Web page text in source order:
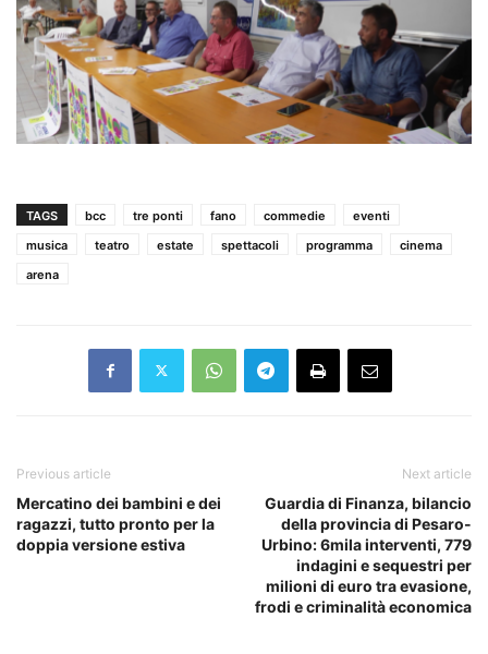
TAGS bcc tre ponti fano commedie
eventi
musica
teatro estate spettacoli programma
cinema
arena
Previous article
Mercatino dei bambini e dei
ragazzi, tutto pronto per la
doppia versione estiva
Next article
Guardia di Finanza, bilancio
della provincia di Pesaro-
Urbino: 6mila interventi, 779
indagini e sequestri per
milioni di euro tra evasione,
frodi e criminalità economica